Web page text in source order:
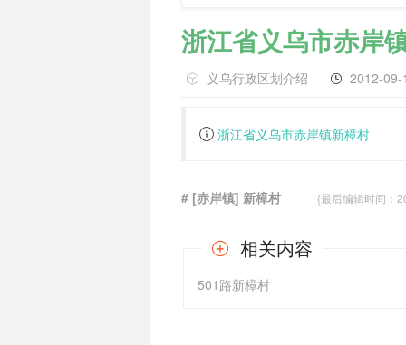
浙江省义乌市赤岸
义乌行政区划介绍 2012-09-
浙江省义乌市赤岸镇新樟村
# [赤岸镇] 新樟村 {最后编辑时间：
相关内容
501路新樟村